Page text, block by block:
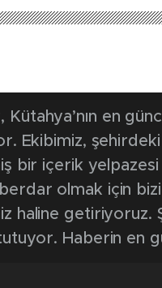
Kütahya’nın en
Ekibimiz,
bir içerik
olmak için bizi
haline getiriyoruz.
tutuyor. Haberin